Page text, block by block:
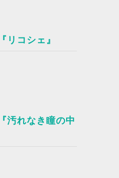
リコシェ』
汚れなき瞳の中